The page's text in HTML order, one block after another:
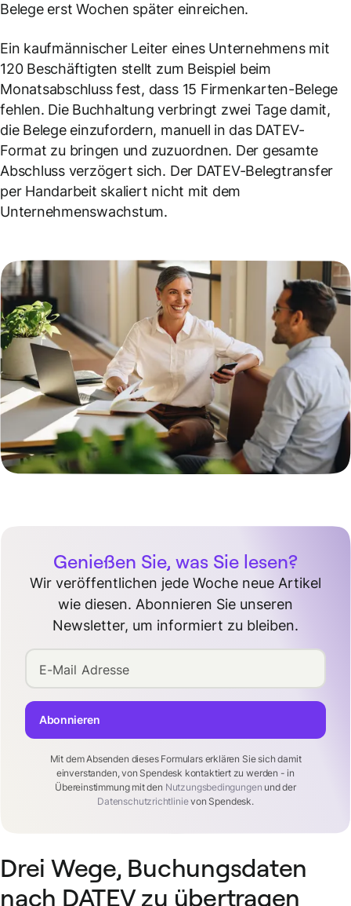
Belege erst Wochen später einreichen.
Ein kaufmännischer Leiter eines Unternehmens mit
120 Beschäftigten stellt zum Beispiel beim
Monatsabschluss fest, dass 15 Firmenkarten-Belege
fehlen. Die Buchhaltung verbringt zwei Tage damit,
die Belege einzufordern, manuell in das DATEV-
Format zu bringen und zuzuordnen. Der gesamte
Abschluss verzögert sich. Der DATEV-Belegtransfer
per Handarbeit skaliert nicht mit dem
Unternehmenswachstum.
Genießen Sie, was Sie lesen?
Wir veröffentlichen jede Woche neue Artikel
wie diesen. Abonnieren Sie unseren
Newsletter, um informiert zu bleiben.
E-Mail Adresse
Mit dem Absenden dieses Formulars erklären Sie sich damit
einverstanden, von Spendesk kontaktiert zu werden - in
Übereinstimmung mit den Nutzungsbedingungen und der
Datenschutzrichtlinievon Spendesk.
Abonnieren
Drei Wege, Buchungsdaten
nach DATEV zu übertragen